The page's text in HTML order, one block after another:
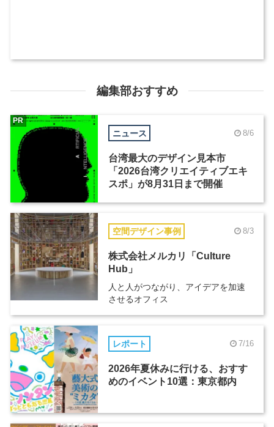
編集部おすすめ
ニュース 8/6
台湾最大のデザイン見本市
「2026台湾クリエイティブエキ
スポ」が8月31日まで開催
PR
空間デザイン事例 8/3
株式会社メルカリ「Culture
Hub」
人と人がつながり、アイデアを加速
させるオフィス
レポート 7/16
2026年夏休みに行ける、おすす
めのイベント10選：東京都内